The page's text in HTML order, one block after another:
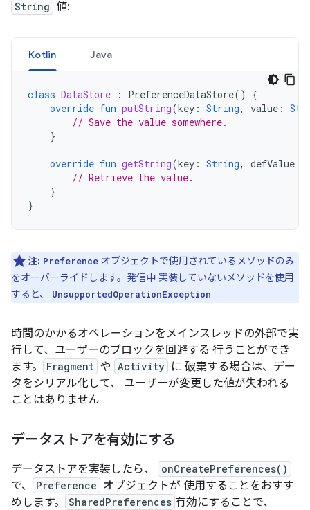
String 値:
Kotlin Java
class DataStore : PreferenceDataStore()
{
override fun putString(key : String, value :
// Save the value somewhere.
}
override fun getString(key : String, defValue :
// Retrieve the value.
}
}
注: Preference オブジェクトで使用されているメソッドのみ
をオーバーライドします。発信中 実装していないメソッドを使用
すると、
UnsupportedOperationException
時間のかかるオペレーションをメインスレッドの外部で実
行して、ユーザーのブロックを回避する 行うことができ
ます。
Fragment や Activity に 破棄する場合は、デー
タをシリアル化して、 ユーザーが変更した値が失われる
ことはありません
データストアを有効にする
データストアを実装したら、 onCreatePreferences()
で、 Preference オブジェクトが 使用することをおすす
めします。
SharedPreferences 有効にすることで、